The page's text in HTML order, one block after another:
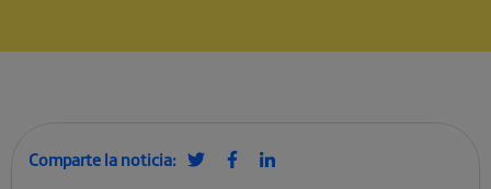
Comparte la noticia: